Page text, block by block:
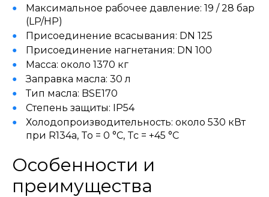
Максимальное рабочее давление: 19 / 28 бар
(LP/HP)
Присоединение всасывания: DN 125
Присоединение нагнетания: DN 100
Масса: около 1370 кг
Заправка масла: 30 л
Тип масла: BSE170
Степень защиты: IP54
Холодопроизводительность: около 530 кВт
при R134a, To = 0 °C, Tc = +45 °C
Особенности и
преимущества